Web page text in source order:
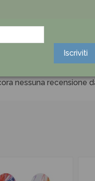
nessuna recensione
Iscriviti